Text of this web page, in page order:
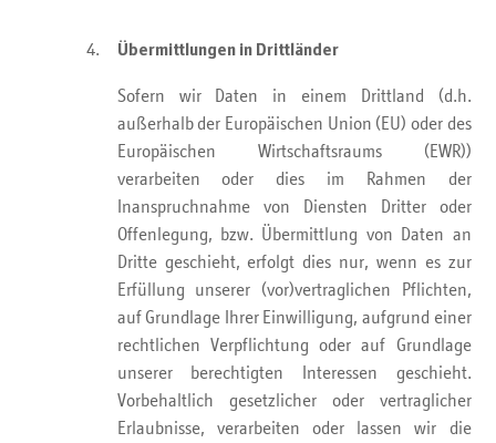
Übermittlungen in Drittländer
Sofern wir Daten in einem Drittland (d.h.
außerhalb der Europäischen Union (EU) oder des
Europäischen Wirtschaftsraums (EWR))
verarbeiten oder dies im Rahmen der
Inanspruchnahme von Diensten Dritter oder
Offenlegung, bzw. Übermittlung von Daten an
Dritte geschieht, erfolgt dies nur, wenn es zur
Erfüllung unserer (vor)vertraglichen Pflichten,
auf Grundlage Ihrer Einwilligung, aufgrund einer
rechtlichen Verpflichtung oder auf Grundlage
unserer berechtigten Interessen geschieht.
Vorbehaltlich gesetzlicher oder vertraglicher
Erlaubnisse, verarbeiten oder lassen wir die